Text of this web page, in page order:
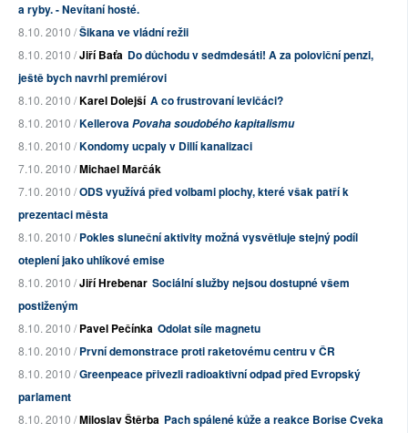
a ryby. - Nevítaní hosté.
8.10. 2010 /Šikana ve vládní režii
8.10. 2010 /Jiří Baťa Do důchodu v sedmdesáti! A za poloviční penzi,
ještě bych navrhl premiérovi
8.10. 2010 /Karel Dolejší A co frustrovaní levičáci?
8.10. 2010 /KellerovaPovaha soudobého kapitalismu
8.10. 2010 /Kondomy ucpaly v Dillí kanalizaci
7.10. 2010 /Michael Marčák
7.10. 2010 /ODS využívá před volbami plochy, které však patří k
prezentaci města
8.10. 2010 /Pokles sluneční aktivity možná vysvětluje stejný podíl
oteplení jako uhlíkové emise
8.10. 2010 /Jiří Hrebenar Sociální služby nejsou dostupné všem
postiženým
8.10. 2010 /Pavel Pečínka Odolat síle magnetu
8.10. 2010 /První demonstrace proti raketovému centru v ČR
8.10. 2010 /Greenpeace přivezli radioaktivní odpad před Evropský
parlament
8.10. 2010 /Miloslav Štěrba Pach spálené kůže a reakce Borise Cveka